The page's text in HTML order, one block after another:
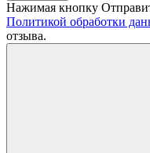
Нажимая кнопку
Политикой обработки
отзыва.